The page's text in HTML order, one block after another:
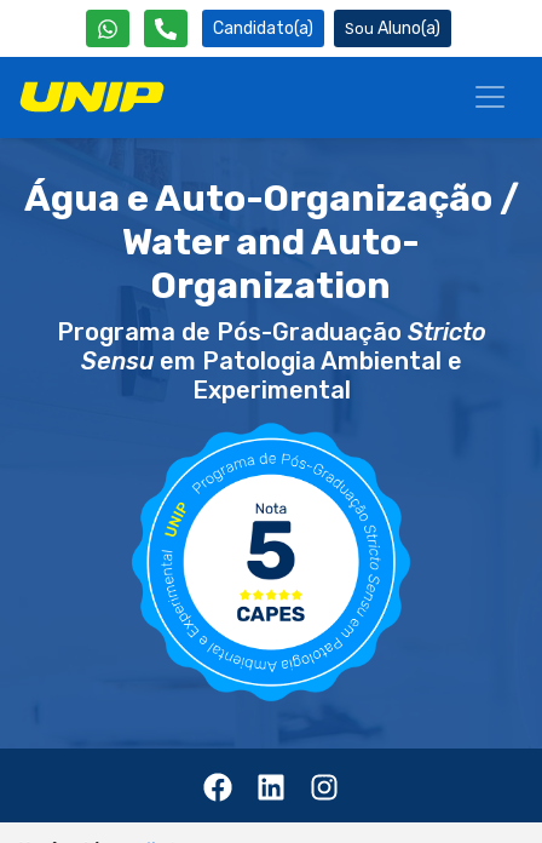
Candidato(a) Aluno(a)
Água e Auto-Organização /
Water and Auto-
Organization
Programa de Pós-Graduação Stricto
Sensuem Patologia Ambiental e
Experimental